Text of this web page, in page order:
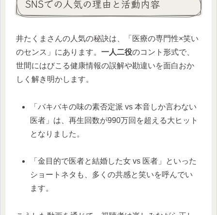
SNSでの人気の理由と活動内容
井たくまさんの人気の秘訣は、「医療の専門性×笑い
のセンス」にあります。 一人二役のコント形式で、
世間にはびこる健康情報の誤解や勘違いを面白おか
しく解き明かします。
「バキバキの味の素否定派 vs 本音しか言わない
医者」は、再生回数が990万回を超える大ヒット
となりました。
「金目的で医者と結婚した女 vs 医者」といった
ショートネタも、多くの共感と笑いを呼んでい
ます。